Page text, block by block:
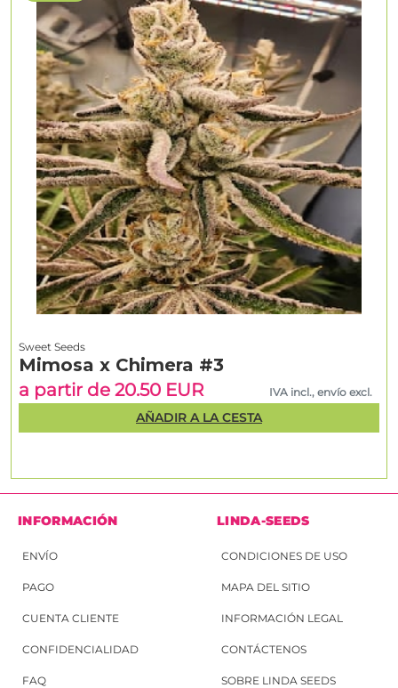
Sweet Seeds
Mimosa x Chimera #3
a partir de 20.50 EUR
IVA incl., envío excl.
AÑADIR A LA CESTA
INFORMACIÓN
ENVÍO
PAGO
CUENTA CLIENTE
CONFIDENCIALIDAD
FAQ
LINDA-SEEDS
CONDICIONES DE USO
MAPA DEL SITIO
INFORMACIÓN LEGAL
CONTÁCTENOS
SOBRE LINDA SEEDS